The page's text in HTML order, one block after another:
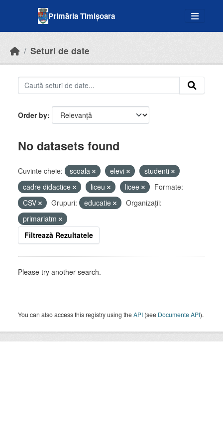
Primăria Timișoara
Seturi de date
Order by
No datasets found
Cuvinte cheie: scoala elevi
studenti
cadre didactice
liceu licee
Formate:
CSV
Grupuri: educatie
Organizații:
primariatm
Filtrează Rezultatele
Please try another search.
You can also access this registry using theAPI (see Documente API).